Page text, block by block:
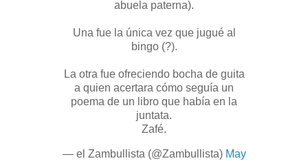
abuela paterna).
Una fue la única vez que jugué al
bingo (?).
La otra fue ofreciendo bocha de guita
a quien acertara cómo seguía un
poema de un libro que había en la
juntata.
Zafé.
— el Zambullista (@Zambullista) May